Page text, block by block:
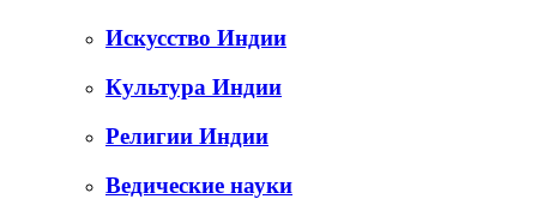
Искусство Индии
Культура Индии
Религии Индии
Ведические науки